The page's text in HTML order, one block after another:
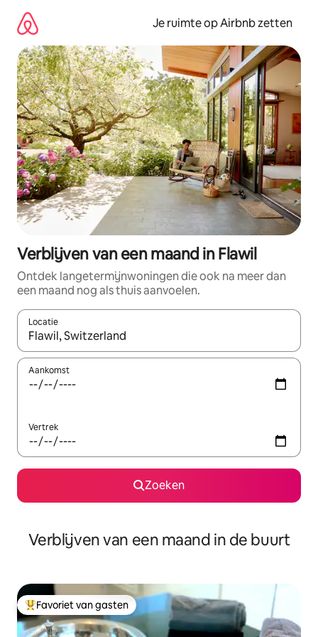
direct
naar
inhoud
Je ruimte op Airbnb zetten
Verblijven van een maand in Flawil
Ontdek langetermijnwoningen die ook na meer dan
een maand nog als thuis aanvoelen.
Locatie
Wanneer er suggesties beschikbaar zijn, maak je een keuze
Aankomst
Vertrek
Zoeken
Verblijven van een maand in de buurt
Topfavoriet van gasten
Favoriet van gasten